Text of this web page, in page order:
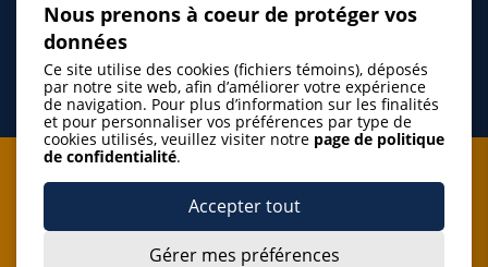
Je m'abonne à l'infolettre
Nous prenons à coeur de protéger vos
données
Ce site utilise des cookies (fichiers témoins), déposés
par notre site web, afin d’améliorer votre expérience
de navigation. Pour plus d’information sur les finalités
et pour personnaliser vos préférences par type de
cookies utilisés, veuillez visiter notre page de politique
de confidentialité.
Accepter tout
Gérer mes préférences